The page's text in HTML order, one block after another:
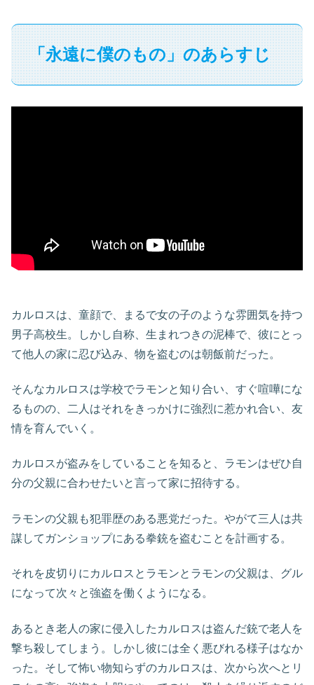
「永遠に僕のもの」のあらすじ
カルロスは、童顔で、まるで女の子のような雰囲気を持つ
男子高校生。しかし自称、生まれつきの泥棒で、彼にとっ
て他人の家に忍び込み、物を盗むのは朝飯前だった。
そんなカルロスは学校でラモンと知り合い、すぐ喧嘩にな
るものの、二人はそれをきっかけに強烈に惹かれ合い、友
情を育んでいく。
カルロスが盗みをしていることを知ると、ラモンはぜひ自
分の父親に合わせたいと言って家に招待する。
ラモンの父親も犯罪歴のある悪党だった。やがて三人は共
謀してガンショップにある拳銃を盗むことを計画する。
それを皮切りにカルロスとラモンとラモンの父親は、グル
になって次々と強盗を働くようになる。
あるとき老人の家に侵入したカルロスは盗んだ銃で老人を
撃ち殺してしまう。しかし彼には全く悪びれる様子はなか
った。そして怖い物知らずのカルロスは、次から次へとリ